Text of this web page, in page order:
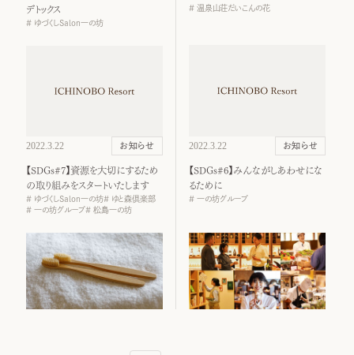
デトックス
ゆづくしSalon一の坊
温泉山荘だいこんの花
2022.3.22 お知らせ
【SDGs#7】資源を大切にするため
の取り組みをスタートいたします
ゆづくしSalon一の坊
ゆと森倶楽部
一の坊グループ
松島一の坊
2022.3.22 お知らせ
【SDGs#6】みんながしあわせにな
るために
一の坊グループ